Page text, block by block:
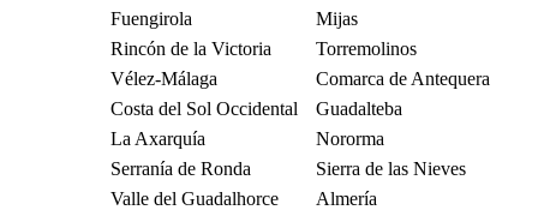
Fuengirola
Mijas
Rincón de la Victoria
Torremolinos
Vélez-Málaga
Comarca de Antequera
Costa del Sol Occidental
Guadalteba
La Axarquía
Nororma
Serranía de Ronda
Sierra de las Nieves
Valle del Guadalhorce
Almería